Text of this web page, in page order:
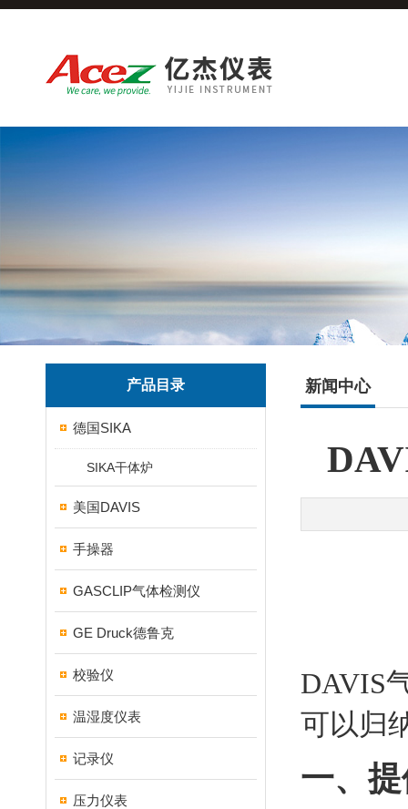
产品目录
德国SIKA
SIKA干体炉
美国DAVIS
手操器
GASCLIP气体检测仪
GE Druck德鲁克
校验仪
温湿度仪表
记录仪
压力仪表
新闻中心
DAVIS
可以归
一、